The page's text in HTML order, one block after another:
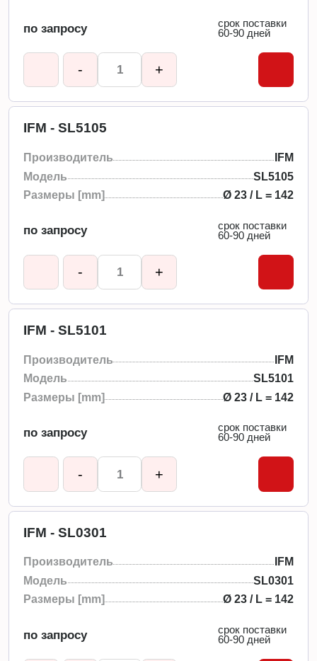
по запросу
срок поставки
60-90 дней
- +
IFM - SL5105
Производитель
IFM
Модель
SL5105
Размеры [mm]
Ø 23 / L = 142
по запросу
срок поставки
60-90 дней
- +
IFM - SL5101
Производитель
IFM
Модель
SL5101
Размеры [mm]
Ø 23 / L = 142
по запросу
срок поставки
60-90 дней
- +
IFM - SL0301
Производитель
IFM
Модель
SL0301
Размеры [mm]
Ø 23 / L = 142
по запросу
срок поставки
60-90 дней